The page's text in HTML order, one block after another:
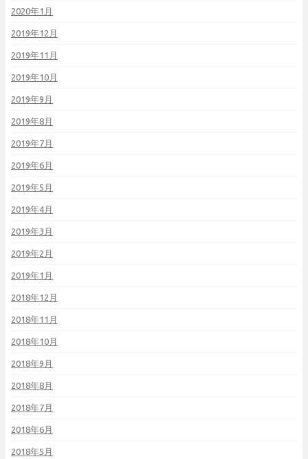
2020年1月
2019年12月
2019年11月
2019年10月
2019年9月
2019年8月
2019年7月
2019年6月
2019年5月
2019年4月
2019年3月
2019年2月
2019年1月
2018年12月
2018年11月
2018年10月
2018年9月
2018年8月
2018年7月
2018年6月
2018年5月